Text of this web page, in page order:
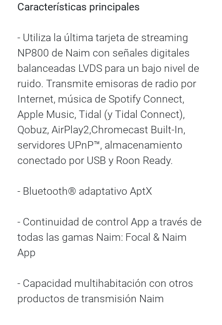
Características principales
- Utiliza la última tarjeta de streaming
NP800 de Naim con señales digitales
balanceadas LVDS para un bajo nivel de
ruido. Transmite emisoras de radio por
Internet, música de Spotify Connect,
Apple Music, Tidal (y Tidal Connect),
Qobuz, AirPlay2,Chromecast Built-In,
servidores UPnP™, almacenamiento
conectado por USB y Roon Ready.
- Bluetooth® adaptativo AptX
- Continuidad de control App a través de
todas las gamas Naim: Focal & Naim
App
- Capacidad multihabitación con otros
productos de transmisión Naim